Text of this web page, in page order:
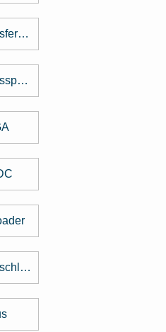
Auftragsfertigung
Betriebsspannung
Brummschleifen